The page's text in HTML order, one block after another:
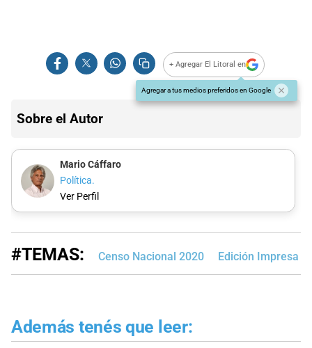
+ Agregar El Litoral en
Agregar a tus medios preferidos en Google
Sobre el Autor
Mario Cáffaro
Política.
Ver Perfil
#TEMAS: Censo Nacional 2020 Edición Impresa
Además tenés que leer: